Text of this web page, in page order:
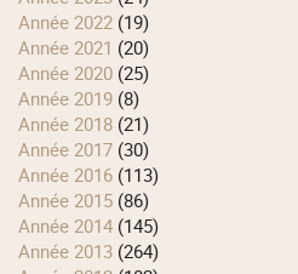
année 2022 (19)
année 2021 (20)
année 2020 (25)
année 2019 (8)
année 2018 (21)
année 2017 (30)
année 2016 (113)
année 2015 (86)
année 2014 (145)
année 2013 (264)